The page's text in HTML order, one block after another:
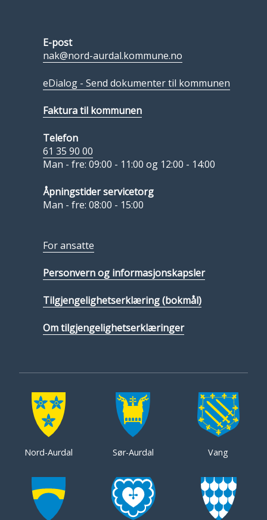
E-post
nak@nord-aurdal.kommune.no
eDialog - Send dokumenter til kommunen
Faktura til kommunen
Telefon
61 35 90 00
Man - fre: 09:00 - 11:00 og 12:00 - 14:00
Åpningstider servicetorg
Man - fre: 08:00 - 15:00
For ansatte
Personvern og informasjonskapsler
Tilgjengelighetserklæring (bokmål)
Om tilgjengelighetserklæringer
Nord-Aurdal Sør-Aurdal Vang